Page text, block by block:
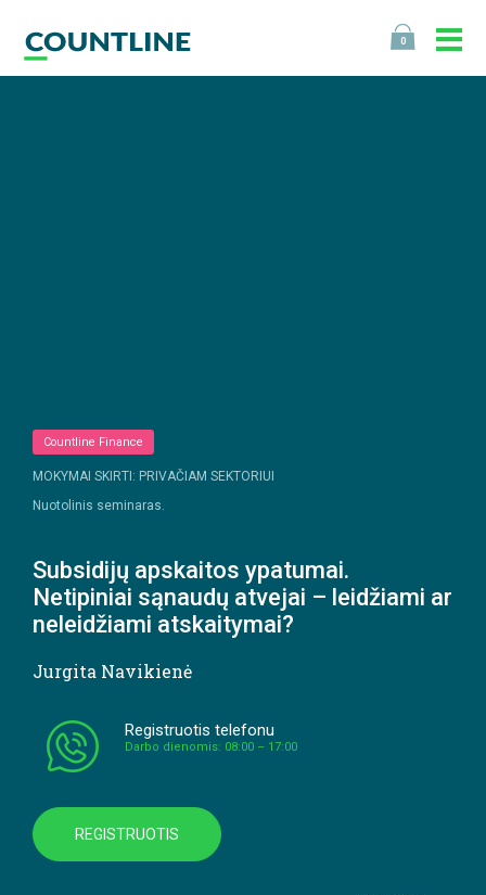
0
Countline Finance
MOKYMAI SKIRTI: PRIVAČIAM SEKTORIUI
Nuotolinis seminaras.
Subsidijų apskaitos ypatumai.
Netipiniai sąnaudų atvejai – leidžiami ar
neleidžiami atskaitymai?
Jurgita Navikienė
Registruotis telefonu
Darbo dienomis: 08:00 – 17:00
REGISTRUOTIS